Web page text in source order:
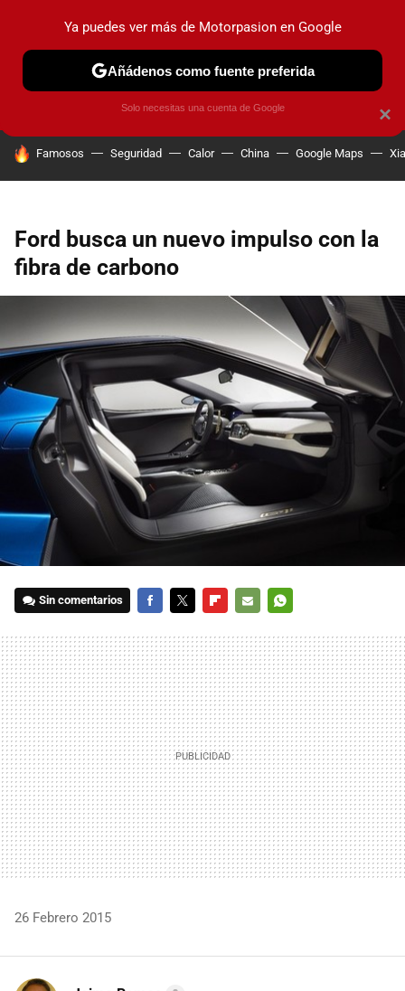
PRUEBAS COCHES ELÉCTRICOS OBSERVATORIO
HOY SE HABLA DE
Famosos Seguridad Calor China Google Maps
Ford busca un nuevo impulso con la
fibra de carbono
Sin comentarios
MAIL
26 Febrero 2015
×
Ya puedes ver más de Motorpasion en Google
Añádenos como fuente preferida
Solo necesitas una cuenta de Google